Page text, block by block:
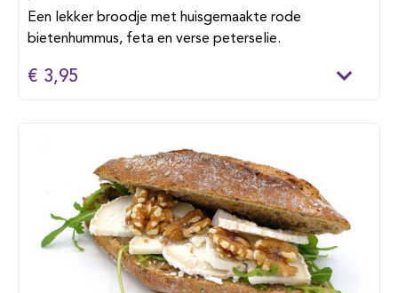
Een lekker broodje met huisgemaakte rode
bietenhummus, feta en verse peterselie.
€ 3,95